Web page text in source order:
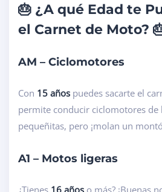
🎂 ¿A qué Edad te
el Carnet de Moto?
AM – Ciclomotores
Con 15 años puedes sacarte el
permite conducir ciclomotores de
pequeñitas, pero ¡molan un
A1 – Motos ligeras
¿Tienes 16 años o más? ¡Buenas